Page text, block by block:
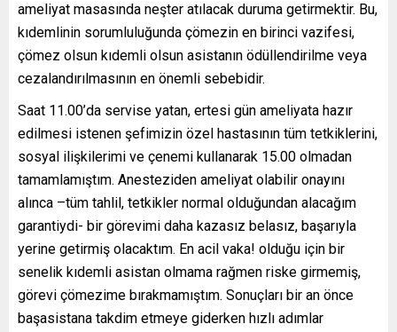
ameliyat masasında neşter atılacak duruma getirmektir. Bu,
kıdemlinin sorumluluğunda çömezin en birinci vazifesi,
çömez olsun kıdemli olsun asistanın ödüllendirilme veya
cezalandırılmasının en önemli sebebidir.
Saat 11.00’da servise yatan, ertesi gün ameliyata hazır
edilmesi istenen şefimizin özel hastasının tüm tetkiklerini,
sosyal ilişkilerimi ve çenemi kullanarak 15.00 olmadan
tamamlamıştım. Anesteziden ameliyat olabilir onayını
alınca –tüm tahlil, tetkikler normal olduğundan alacağım
garantiydi- bir görevimi daha kazasız belasız, başarıyla
yerine getirmiş olacaktım. En acil vaka! olduğu için bir
senelik kıdemli asistan olmama rağmen riske girmemiş,
görevi çömezime bırakmamıştım. Sonuçları bir an önce
başasistana takdim etmeye giderken hızlı adımlar